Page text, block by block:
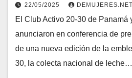
22/05/2025 DEMUJERES.NET
El Club Activo 20-30 de Panamá
anunciaron en conferencia de
de una nueva edición de la
30, la colecta nacional de leche…